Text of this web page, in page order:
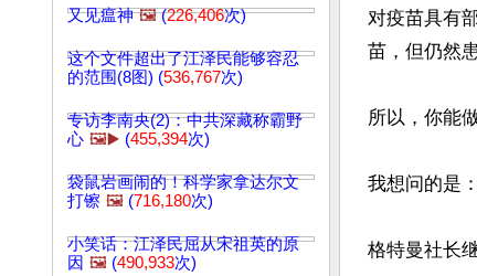
又见瘟神 🖼️(226,406次)
这个文件超出了江泽民能够容忍
的范围(8图) (536,767次)
专访李南央(2)：中共深藏称霸野
心 🖼️▶️ (455,394次)
袋鼠岩画闹的！科学家拿达尔文
打镲 🖼️ (716,180次)
小笑话：江泽民屈从宋祖英的原
因 🖼️ (490,933次)
对疫苗具有
苗，但仍然
所以，你能
我想问的是
格特曼社长